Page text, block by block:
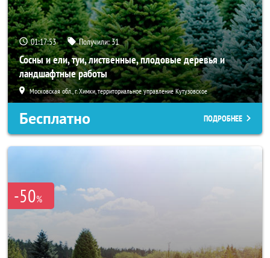
01:17:52 Получили:31
Сосны и ели, туи, лиственные, плодовые деревья и
ландшафтные работы
Московская обл., г. Химки, территориальное управление Кутузовское
Бесплатно ПОДРОБНЕЕ
-50%